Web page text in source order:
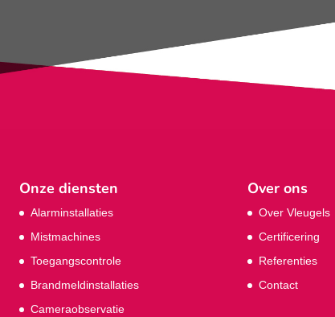
Onze diensten
Alarminstallaties
Mistmachines
Toegangscontrole
Brandmeldinstallaties
Cameraobservatie
Over ons
Over Vleugels
Certificering
Referenties
Contact